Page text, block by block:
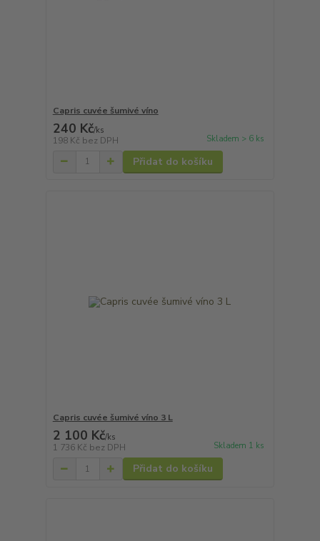
Capris cuvée šumivé víno
240 Kč/ks
198 Kč bez DPH Skladem > 6 ks
Přidat do košíku
Capris cuvée šumivé víno 3 L
2 100 Kč/ks
1 736 Kč bez DPH Skladem 1 ks
Přidat do košíku